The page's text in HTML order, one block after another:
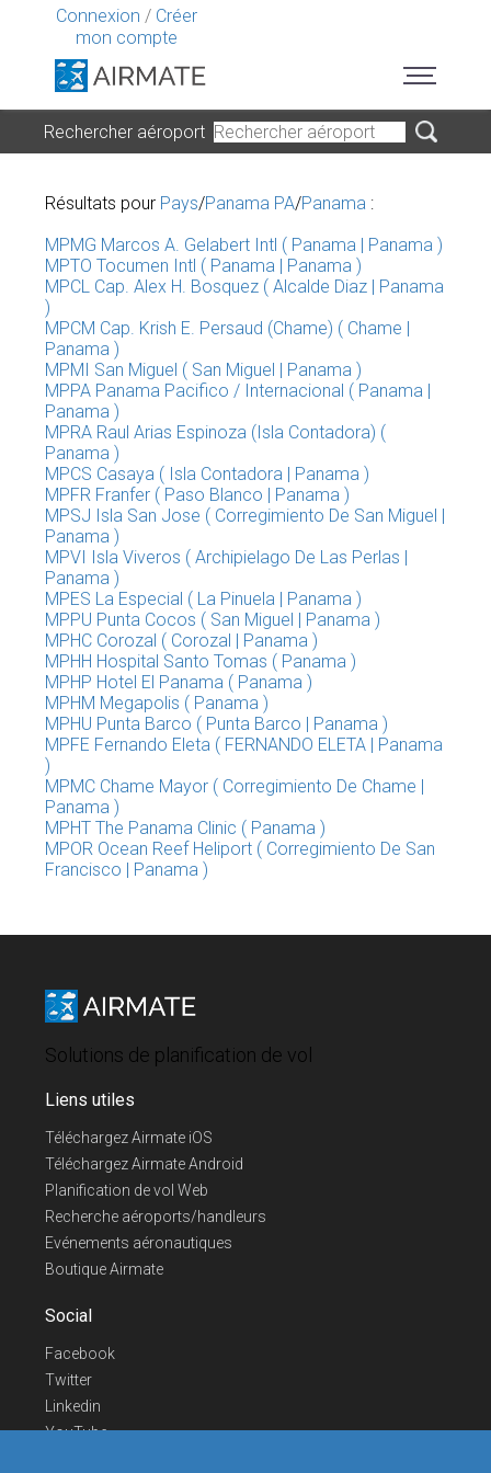
Connexion / Créer
mon compte
Rechercher aéroport
Résultats pour Pays/Panama PA/Panama :
MPMG Marcos A. Gelabert Intl ( Panama | Panama )
MPTO Tocumen Intl ( Panama | Panama )
MPCL Cap. Alex H. Bosquez ( Alcalde Diaz | Panama
)
MPCM Cap. Krish E. Persaud (Chame) ( Chame |
Panama )
MPMI San Miguel ( San Miguel | Panama )
MPPA Panama Pacifico / Internacional ( Panama |
Panama )
MPRA Raul Arias Espinoza (Isla Contadora) (
Panama )
MPCS Casaya ( Isla Contadora | Panama )
MPFR Franfer ( Paso Blanco | Panama )
MPSJ Isla San Jose ( Corregimiento De San Miguel |
Panama )
MPVI Isla Viveros ( Archipielago De Las Perlas |
Panama )
MPES La Especial ( La Pinuela | Panama )
MPPU Punta Cocos ( San Miguel | Panama )
MPHC Corozal ( Corozal | Panama )
MPHH Hospital Santo Tomas ( Panama )
MPHP Hotel El Panama ( Panama )
MPHM Megapolis ( Panama )
MPHU Punta Barco ( Punta Barco | Panama )
MPFE Fernando Eleta ( FERNANDO ELETA | Panama
)
MPMC Chame Mayor ( Corregimiento De Chame |
Panama )
MPHT The Panama Clinic ( Panama )
MPOR Ocean Reef Heliport ( Corregimiento De San
Francisco | Panama )
Solutions de planification de vol
Liens utiles
Téléchargez Airmate iOS
Téléchargez Airmate Android
Planification de vol Web
Recherche aéroports/handleurs
Evénements aéronautiques
Boutique Airmate
Social
Facebook
Twitter
Linkedin
YouTube